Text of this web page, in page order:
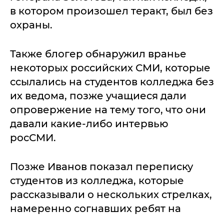
в котором произошел теракт, был без
охраны.
Также блогер обнаружил вранье
некоторых российских СМИ, которые
ссылались на студентов колледжа без
их ведома, позже учащиеся дали
опровержение на тему того, что они
давали какие-либо интервью
росСМИ.
Позже Иванов показал переписку
студентов из колледжа, которые
рассказывали о нескольких стрелках,
намеренно согнавших ребят на